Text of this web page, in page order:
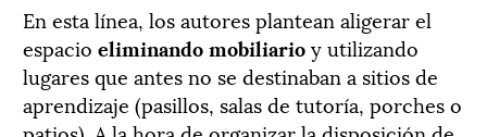
En esta línea, los autores plantean aligerar el
espacio eliminando mobiliarioy utilizando
lugares que antes no se destinaban a sitios de
aprendizaje (pasillos, salas de tutoría, porches o